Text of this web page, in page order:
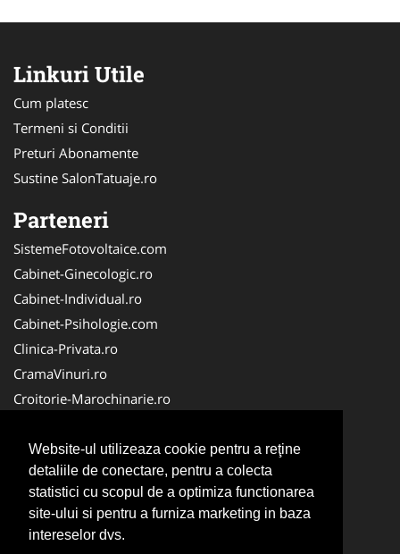
Website-ul utilizeaza cookie pentru a reţine
detaliile de conectare, pentru a colecta
statistici cu scopul de a optimiza functionarea
site-ului si pentru a furniza marketing in baza
intereselor dvs.
Linkuri Utile
Cum platesc
Termeni si Conditii
Preturi Abonamente
Sustine SalonTatuaje.ro
Parteneri
SistemeFotovoltaice.com
Cabinet-Ginecologic.ro
Cabinet-Individual.ro
Cabinet-Psihologie.com
Clinica-Privata.ro
CramaVinuri.ro
Croitorie-Marochinarie.ro
Birouri-Cadastru. Ro
Cardiologul.ro
Centru-Copiere.ro
InstalatiiSolare.com